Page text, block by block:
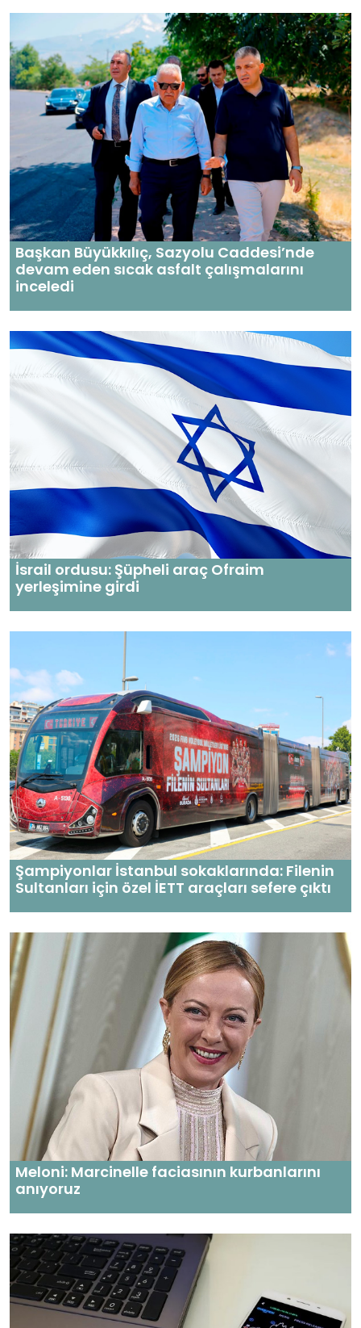
Başkan Büyükkılıç, Sazyolu Caddesi’nde
devam eden sıcak asfalt çalışmalarını
inceledi
İsrail ordusu: Şüpheli araç Ofraim
yerleşimine girdi
Şampiyonlar İstanbul sokaklarında: Filenin
Sultanları için özel İETT araçları sefere çıktı
Meloni: Marcinelle faciasının kurbanlarını
anıyoruz